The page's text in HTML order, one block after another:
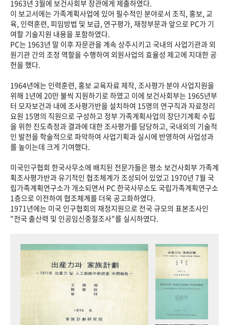
1963년 3월에 보건사회부 장관에게 제출하였다.
이 보고서에는 가족계획사업에 있어 필수적인 분야로서 조직, 홍보, 교
육, 인력훈련, 피임방법 및 보급, 연구평가, 재정부문과 앞으로 PC가 기
여할 기술지원 내용을 포함하였다.
PC는 1963년 말 이후 자문관을 계속 상주시키고 국내의 사업기관과 외
원기관 간의 조정 역할을 수행하여 외원사업의 효율성 제고에 지대한 공
헌을 했다.
1964년에는 인력훈련, 홍보 교육자료 제작, 조사평가 분야 사업지원을
위해 1년에 20만 불씩 지원하기로 하였고 이에 보건사회부는 1965년부
터 모자보건과 내에 조사평가반을 설치하여 15명의 연구직과 자료정리
요원 15명의 직원으로 구성하고 정부 가족계획사업의 장단기계획 수립
을 위한 진도측정과 결과에 대한 조사평가를 담당하고, 국내외의 기술적
인 발전을 학술적으로 파악하여 사업기획과 실시에 반영하여 사업성과
를 높이는데 크게 기여했다.
미국인구협회 한국사무소에 배치된 전문가들은 평소 보건사회부 가족계
획조사평가반과 유기적인 협조체계가 조성되어 있었고 1970년 7월 국
립가족계획연구소가 개소되면서 PC 한국사무소도 국립가족계획연구소
1층으로 이전하여 협조체계를 더욱 공고화하였다.
1971년에는 미국 인구협회의 재정지원으로 전국 규모의 표본조사인
"전국 출산력 및 인공임신중절조사"를 실시하였다.